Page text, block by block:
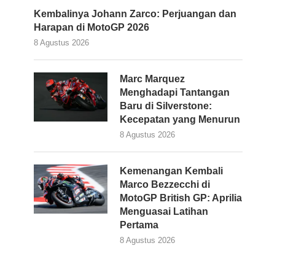
Kembalinya Johann Zarco: Perjuangan dan
Harapan di MotoGP 2026
8 Agustus 2026
Marc Marquez
Menghadapi Tantangan
Baru di Silverstone:
Kecepatan yang Menurun
8 Agustus 2026
Kemenangan Kembali
Marco Bezzecchi di
MotoGP British GP: Aprilia
Menguasai Latihan
Pertama
8 Agustus 2026